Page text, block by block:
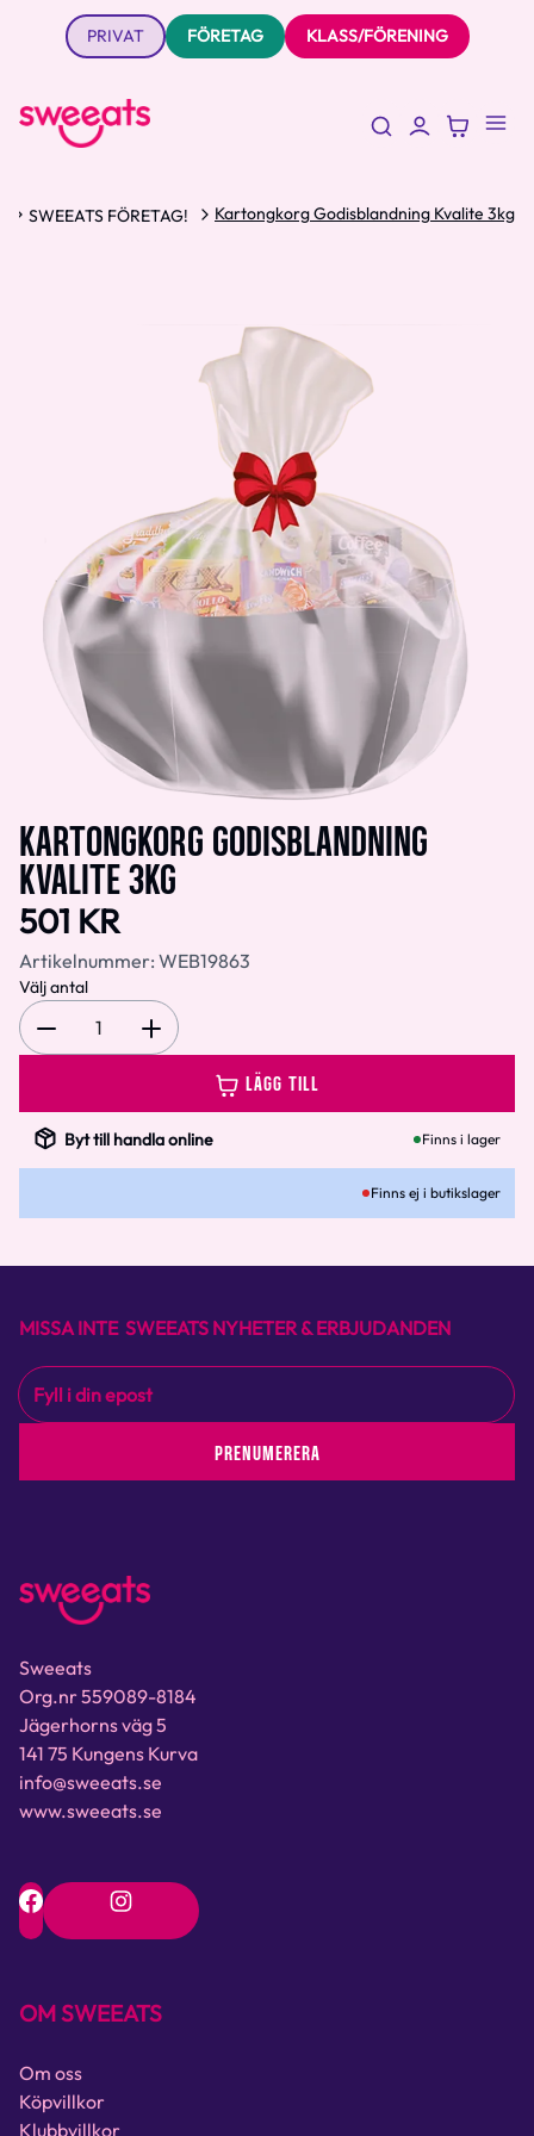
PRIVAT FÖRETAG KLASS/FÖRENING
SWEEATS FÖRETAG! Kartongkorg Godisblandning Kvalite 3kg
KARTONGKORG GODISBLANDNING
KVALITE 3KG
501 KR
Artikelnummer: WEB19863
Välj antal
1
LÄGG TILL
Byt till handla online Finns i lager
Finns ej i butikslager
MISSA INTE SWEEATS NYHETER & ERBJUDANDEN
PRENUMERERA
Sweeats
Org.nr 559089-8184
Jägerhorns väg 5
141 75 Kungens Kurva
info@sweeats.se
www.sweeats.se
OM SWEEATS
Om oss
Köpvillkor
Klubbvillkor